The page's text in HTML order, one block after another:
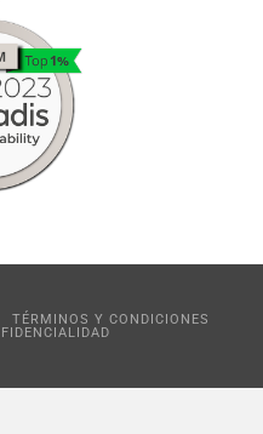
TÉRMINOS Y CONDICIONES